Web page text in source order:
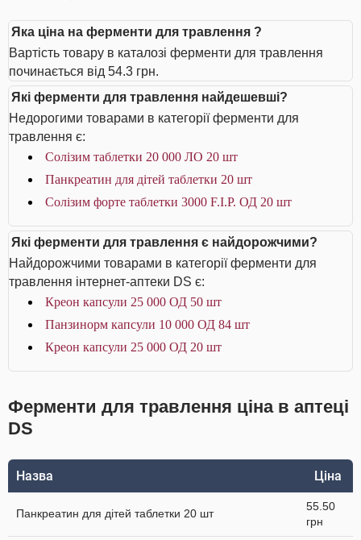
Яка ціна на ферменти для травлення ?
Вартість товару в каталозі ферменти для травлення
починається від 54.3 грн.
Які ферменти для травлення найдешевші?
Недорогими товарами в категорії ферменти для
травлення є:
Солізим таблетки 20 000 ЛО 20 шт
Панкреатин для дітей таблетки 20 шт
Солізим форте таблетки 3000 F.I.P. ОД 20 шт
Які ферменти для травлення є найдорожчими?
Найдорожчими товарами в категорії ферменти для
травлення інтернет-аптеки DS є:
Креон капсули 25 000 ОД 50 шт
Панзинорм капсули 10 000 ОД 84 шт
Креон капсули 25 000 ОД 20 шт
Ферменти для травлення ціна в аптеці
DS
Назва Ціна
Панкреатин для дітей таблетки 20 шт
55.50
грн